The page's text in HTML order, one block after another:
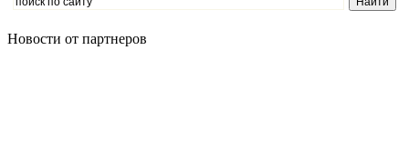
Новости от партнеров